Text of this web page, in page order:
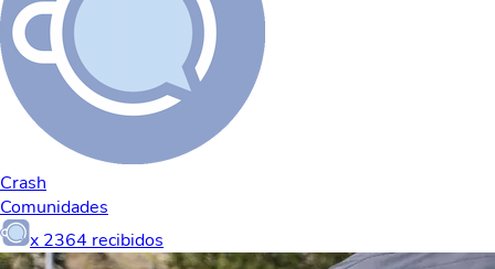
Crash
Comunidades
x 2364 recibidos